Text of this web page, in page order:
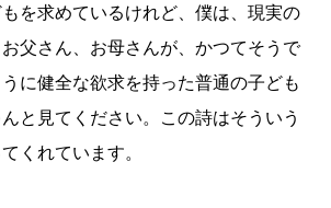
を求めているけれど、僕は、現実の
父さん、お母さんが、かつてそうで
に健全な欲求を持った普通の子ども
と見てください。この詩はそういう
くれています。